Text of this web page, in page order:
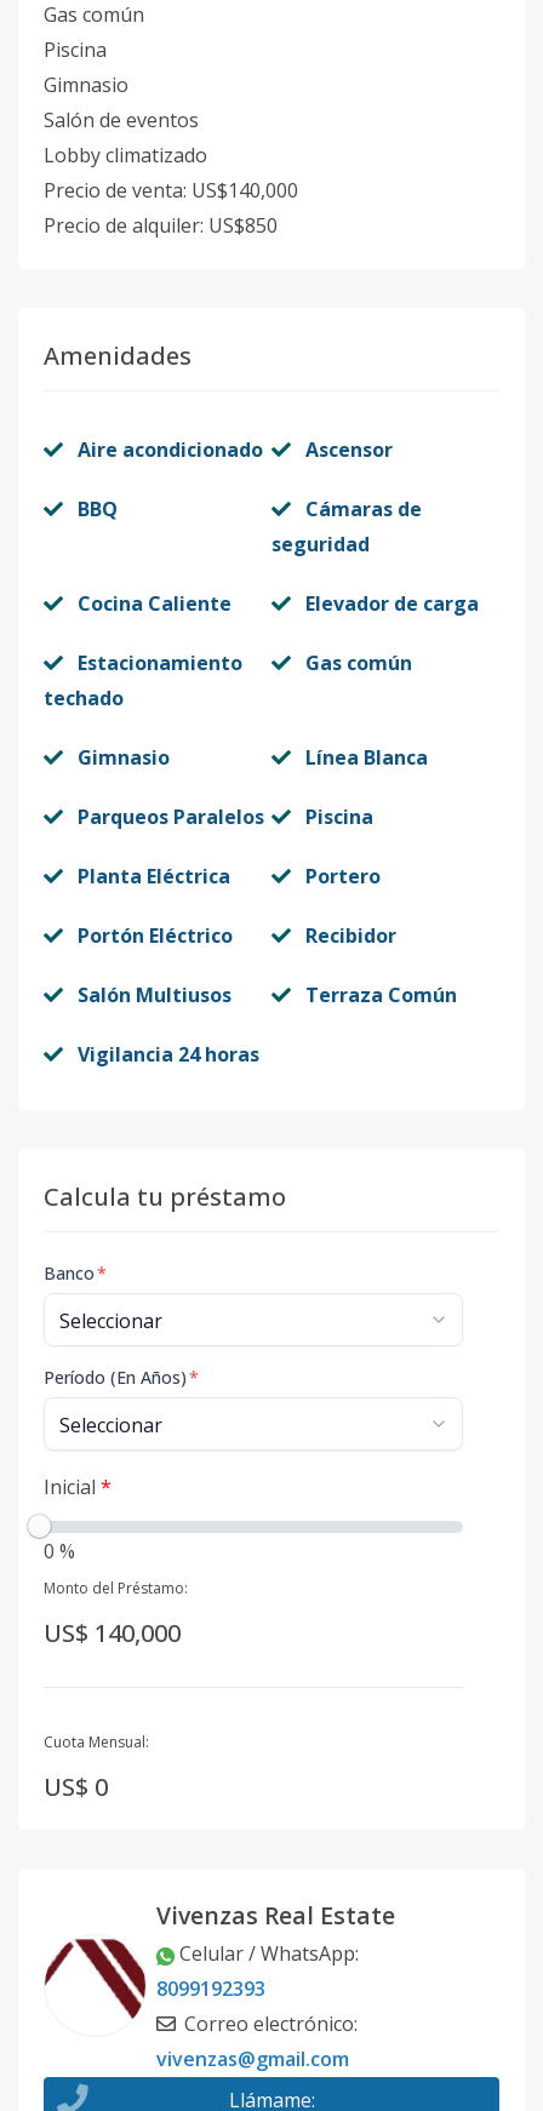
Gas común
Piscina
Gimnasio
Salón de eventos
Lobby climatizado
Precio de venta: US$140,000
Precio de alquiler: US$850
Amenidades
Aire acondicionado Ascensor
BBQ
Cámaras de
seguridad
Cocina Caliente Elevador de carga
Estacionamiento
techado
Gas común
Gimnasio Línea Blanca
Parqueos Paralelos Piscina
Planta Eléctrica Portero
Portón Eléctrico Recibidor
Salón Multiusos Terraza Común
Vigilancia 24 horas
Calcula tu préstamo
Banco*
Período (En Años)*
Inicial *
0 %
Monto del Préstamo:
US$ 140,000
Cuota Mensual:
US$ 0
Vivenzas Real Estate
Celular / WhatsApp:
8099192393
Correo electrónico:
vivenzas@gmail.com
Llámame: